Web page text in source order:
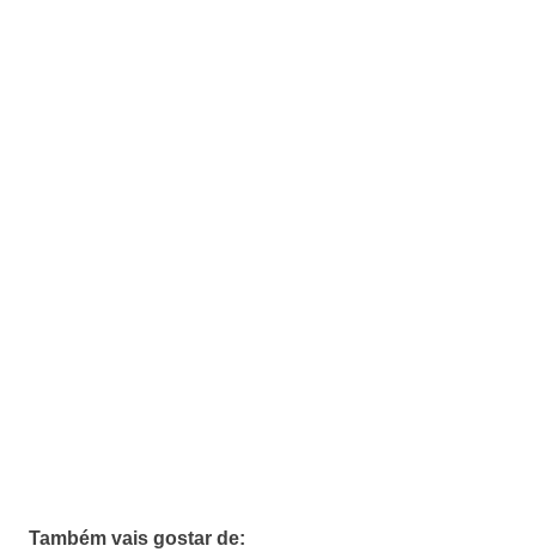
Também vais gostar de: